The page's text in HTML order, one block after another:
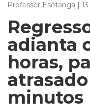
Professor Esótanga |
adianta
horas,
minutos